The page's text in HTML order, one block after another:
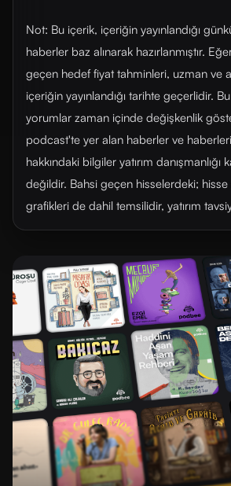
Not: Bu içerik, içeriğin yayınlandığı
haberler baz alınarak hazırlanmıştır.
geçen hedef fiyat tahminleri, uzman ve
içeriğin yayınlandığı tarihte geçerlidir.
yorumlar zaman içinde değişkenlik
podcast'te yer alan haberler ve
hakkındaki bilgiler yatırım danışmanlığı
değildir. Bahsi geçen hisselerdeki; hisse
grafikleri de dahil temsilidir, yatırım